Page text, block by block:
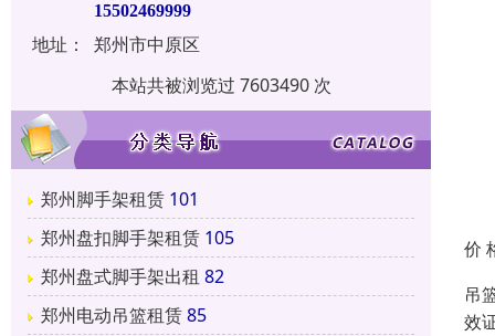
15502469999
地址：
郑州市中原区
本站共被浏览过 7603490 次
郑州脚手架租赁 101
郑州盘扣脚手架租赁 105
郑州盘式脚手架出租 82
郑州电动吊篮租赁85
价
吊
效